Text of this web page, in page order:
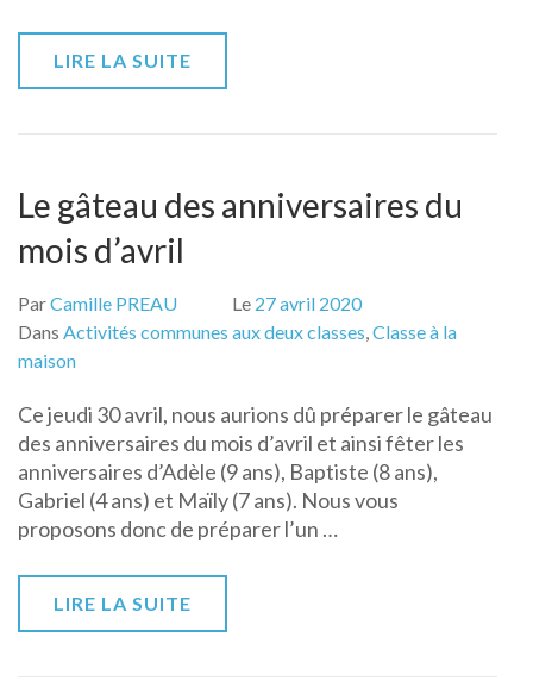
LIRE LA SUITE
Le gâteau des anniversaires du
mois d’avril
ParCamille PREAU Le 27 avril 2020
Dans Activités communes aux deux classes,Classe à la
maison
Ce jeudi 30 avril, nous aurions dû préparer le gâteau
des anniversaires du mois d’avril et ainsi fêter les
anniversaires d’Adèle (9 ans), Baptiste (8 ans),
Gabriel (4 ans) et Maïly (7 ans). Nous vous
proposons donc de préparer l’un …
LIRE LA SUITE